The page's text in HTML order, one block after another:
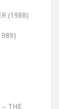
(1988)
THE